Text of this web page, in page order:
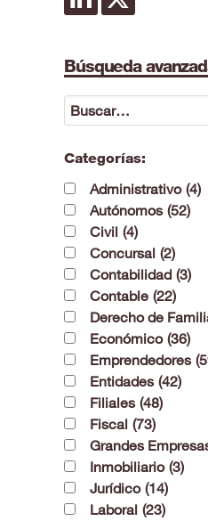
Búsqueda
Categorías:
Administrativo (4)
Autónomos (52)
Civil (4)
Concursal (2)
Contabilidad (3)
Contable (22)
Derecho de
Económico (36)
Emprendedores
Entidades (42)
Filiales (48)
Fiscal (73)
Grandes
Inmobiliario (3)
Jurídico (14)
Laboral (23)